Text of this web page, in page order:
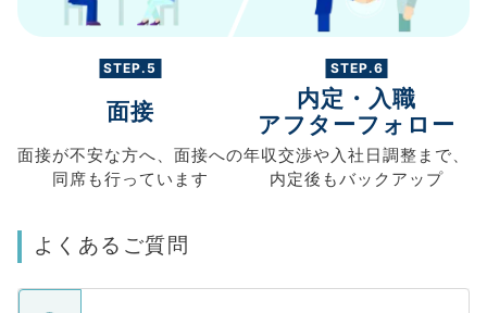
STEP.5
面接
面接が不安な方へ、 面接への
同席も行っています
STEP.6
内定・入職
アフターフォロー
年収交渉や入社日調整まで、
内定後もバックアップ
よくあるご質問